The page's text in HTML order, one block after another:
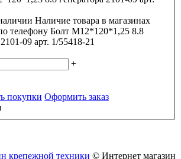
Наличие товара в магазинах
телефону Болт М12*120*1,25 8.8
генератора 2101-09 арт. 1/55418-21
+
покупки Оформить заказ
© Интернет магазин